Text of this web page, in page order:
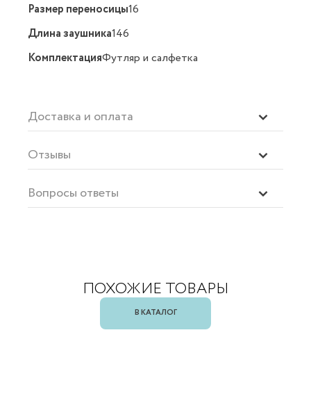
Размер переносицы16
Длина заушника146
КомплектацияФутляр и салфетка
Доставка и оплата
Отзывы
Вопросы ответы
ПОХОЖИЕ ТОВАРЫ
В КАТАЛОГ